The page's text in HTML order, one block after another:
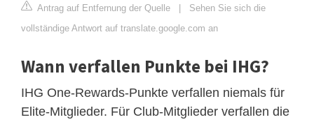
Antrag auf Entfernung der Quelle | Sehen Sie sich die
vollständige Antwort auf translate.google.com an
Wann verfallen Punkte bei IHG?
IHG One-Rewards-Punkte verfallen niemals für
Elite-Mitglieder. Für Club-Mitglieder verfallen die